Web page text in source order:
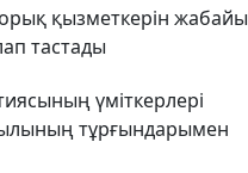
қызметкерін жабайы
тастады
үміткерлері
тұрғындарымен